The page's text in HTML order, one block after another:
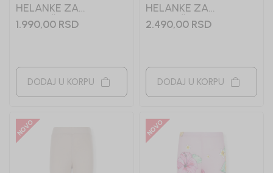
HELANKE ZA
DEVOJČICE LANA
1.990,00 RSD
DODAJ U KORPU
HELANKE ZA
DEVOJČICE LILA
2.490,00 RSD
DODAJ U KORPU